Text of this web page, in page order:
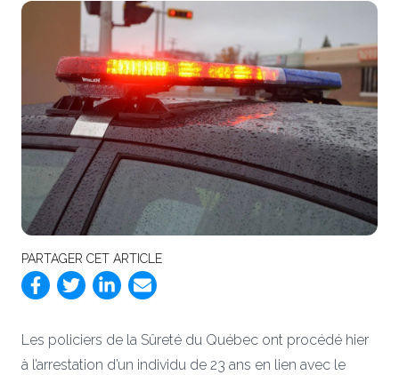
PARTAGER CET ARTICLE
Les policiers de la Sûreté du Québec ont procédé hier
à l’arrestation d’un individu de 23 ans en lien avec le